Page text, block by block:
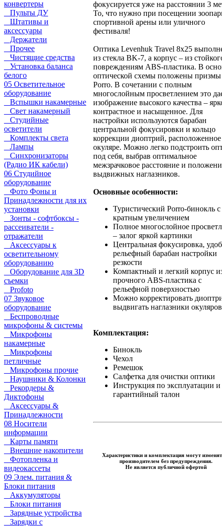
конвертеры
Пульты ДУ
Штативы и
аксессуары
Держатели
Прочее
Чистящие средства
Установка баланса
белого
05 Осветительное
оборудование
Вспышки накамерные
Свет накамерный
Студийные
осветители
Комплекты света
Лампы
Синхронизаторы
(Радио ИК кабели)
06 Студийное
оборудование
Фото Фоны и
Принадлежности для их
установки
Зонты - софтбоксы -
рассеиватели -
отражатели
Аксессуары к
осветительному
оборудованию
Оборудование для 3D
съемки
Profoto
07 Звуковое
оборудование
Беспроводные
микрофоны & системы
Микрофоны
накамерные
Микрофоны
петличные
Микрофоны прочие
Наушники & Колонки
Рекордеры &
Диктофоны
Аксессуары &
Принадлежности
08 Носители
информации
Карты памяти
Внешние накопители
Фотопленка и
видеокассеты
09 Элем. питания &
Блоки питания
Аккумуляторы
Блоки питания
Зарядные устройства
Зарядки с
фокусируется уже на расстоянии 3
То, что нужно при посещении
спортивной арены или уличного
фестиваля!
Оптика Levenhuk Travel 8x25
из стекла BK-7, а корпус – из
повреждениям ABS-пластика. В
оптической схемы положены призмы
Porro. В сочетании с полным
многослойным просветлением это
изображение высокого качества –
контрастное и насыщенное. Для
настройки используются барабан
центральной фокусировки и кольцо
коррекции диоптрий,
окуляре. Можно легко подстроить
под себя, выбрав оптимальное
межзрачковое расстояние и
выдвижных наглазников.
Основные особенности:
Туристический Porro-бинокль с
кратным увеличением
Полное многослойное
– залог яркой картинки
Центральная фокусировка,
рельефный барабан настройки
резкости
Компактный и легкий корпус
прочного ABS-пластика с
рельефной поверхностью
Можно корректировать
выдвигать наглазники окуляров
Комплектация:
Бинокль
Чехол
Ремешок
Салфетка для очистки оптики
Инструкция по эксплуатации и
гарантийный талон
Характеристики и комплектация могут
производителем без предупреждения.
Не является публичной офертой